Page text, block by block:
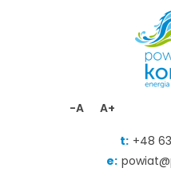
-A A+
t: +48
e: